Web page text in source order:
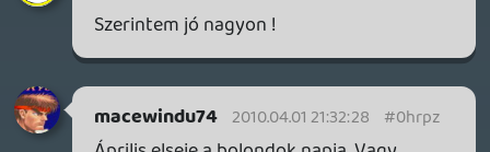
Amúgy a kép az nagyon találó.
Elképzelem ahogy Liquid uninstalálja a
robotmajmot. Liquid... Hey Liquid are you
you there? ... my mind is loseing... I'll sing
you a song...